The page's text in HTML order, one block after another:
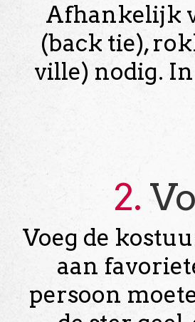
Afhankelijk
(back tie),
ville) nodig.
2.
Voeg de
aan
persoon